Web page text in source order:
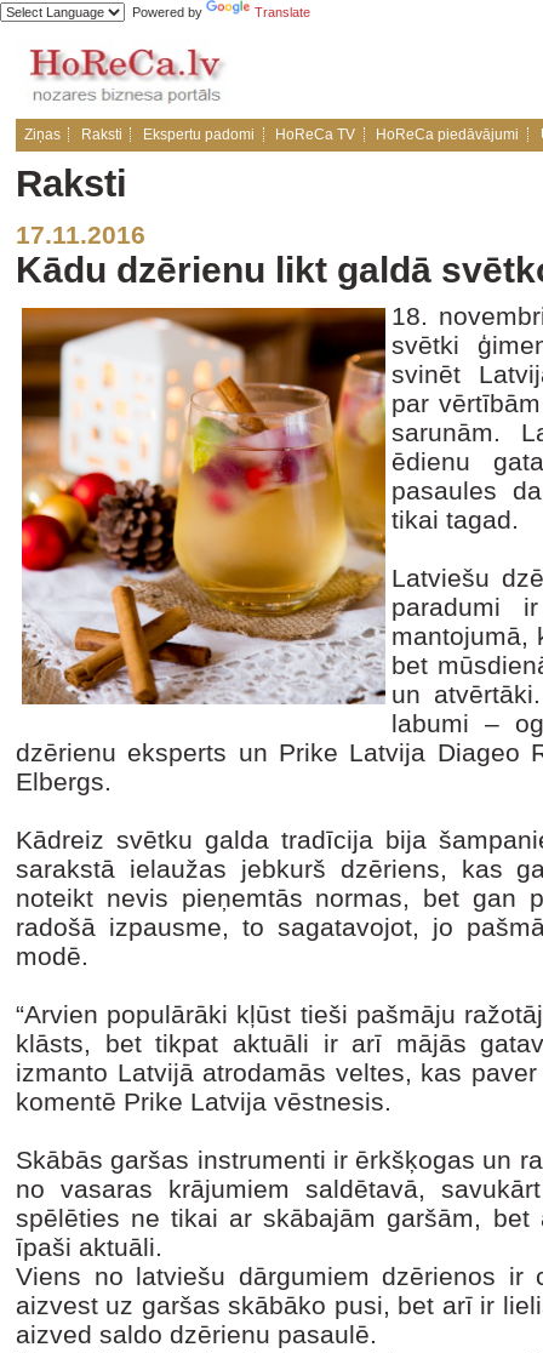
Powered by Translate
Ziņas Raksti Ekspertu padomi HoReCa TV HoReCa piedāvājumi
Raksti
17.11.2016
Kādu dzērienu likt galdā
18.
svētki
svinēt
par
sarunām.
ēdienu
pasaules
tikai tagad.
Latviešu
paradumi
mantojumā,
bet
un
labumi –
dzērienu eksperts un Prike Latvija Diageo
Elbergs.
Kādreiz svētku galda tradīcija bija
sarakstā ielaužas jebkurš dzēriens, kas
noteikt nevis pieņemtās normas, bet gan
radošā izpausme, to sagatavojot, jo
modē.
“Arvien populārāki kļūst tieši pašmāju
klāsts, bet tikpat aktuāli ir arī mājās
izmanto Latvijā atrodamās veltes, kas
komentē Prike Latvija vēstnesis.
Skābās garšas instrumenti ir ērkšķogas un
no vasaras krājumiem saldētavā,
spēlēties ne tikai ar skābajām garšām,
īpaši aktuāli.
Viens no latviešu dārgumiem dzērienos
aizvest uz garšas skābāko pusi, bet arī ir
aizved saldo dzērienu pasaulē.